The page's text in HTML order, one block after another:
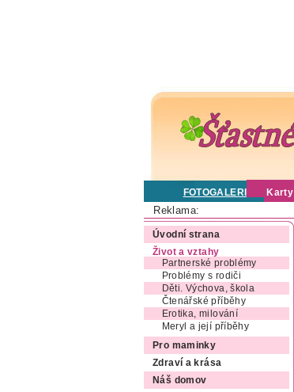
FOTOGALERIE Karty
Reklama:
Úvodní strana
Život a vztahy
Partnerské problémy
Problémy s rodiči
Děti. Výchova, škola
Čtenářské příběhy
Erotika, milování
Meryl a její příběhy
Pro maminky
Zdraví a krása
Náš domov